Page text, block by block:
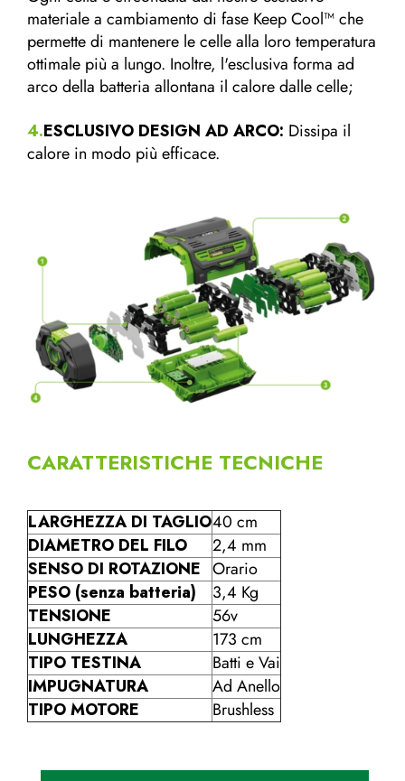
materiale a cambiamento di fase Keep Cool™ che
permette di mantenere le celle alla loro temperatura
ottimale più a lungo. Inoltre, l'esclusiva forma ad
arco della batteria allontana il calore dalle celle;
4.ESCLUSIVO DESIGN AD ARCO: Dissipa il
calore in modo più efficace.
CARATTERISTICHE TECNICHE
LARGHEZZA DI TAGLIO40 cm
DIAMETRO DEL FILO
2,4 mm
SENSO DI ROTAZIONE Orario
PESO (senza batteria)
3,4 Kg
TENSIONE
56v
LUNGHEZZA
173 cm
TIPO TESTINA
Batti e Vai
IMPUGNATURA
Ad Anello
TIPO MOTORE
Brushless